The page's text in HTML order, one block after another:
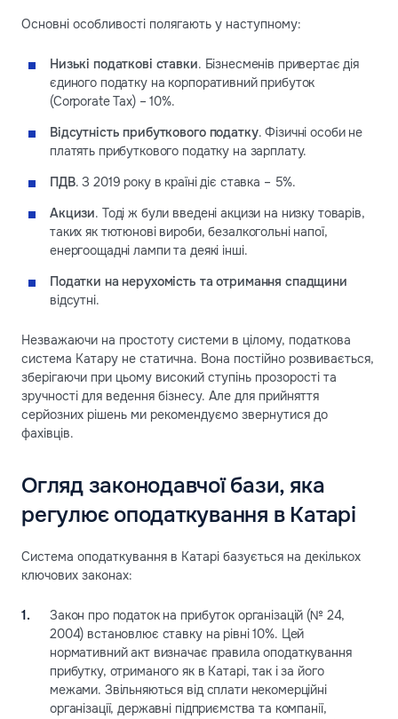
Основні особливості полягають у наступному:
Низькі податкові ставки. Бізнесменів привертає дія
єдиного податку на корпоративний прибуток
(Corporate Tax) – 10%.
Відсутність прибуткового податку. Фізичні особи не
платять прибуткового податку на зарплату.
ПДВ. З 2019 року в країні діє ставка – 5%.
Акцизи. Тоді ж були введені акцизи на низку товарів,
таких як тютюнові вироби, безалкогольні напої,
енергоощадні лампи та деякі інші.
Податки на нерухомість та отримання спадщини
відсутні.
Незважаючи на простоту системи в цілому, податкова
система Катару не статична. Вона постійно розвивається,
зберігаючи при цьому високий ступінь прозорості та
зручності для ведення бізнесу. Але для прийняття
серйозних рішень ми рекомендуємо звернутися до
фахівців.
Огляд законодавчої бази, яка
регулює оподаткування в Катарі
Система оподаткування в Катарі базується на декількох
ключових законах:
Закон про податок на прибуток організацій (№ 24,
2004) встановлює ставку на рівні 10%. Цей
нормативний акт визначає правила оподаткування
прибутку, отриманого як в Катарі, так і за його
межами. Звільняються від сплати некомерційні
організації, державні підприємства та компанії,